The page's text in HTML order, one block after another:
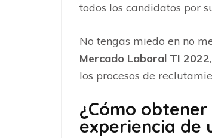
todos los candidatos por
No tengas miedo en no
Mercado Laboral TI 2022
los procesos de
¿Cómo
experiencia de